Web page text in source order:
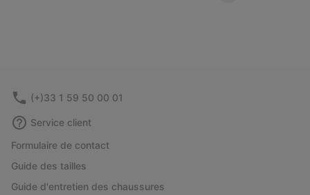
(+)33 1 59 50 00 01
Service client
Formulaire de contact
Guide des tailles
Guide d'entretien des chaussures